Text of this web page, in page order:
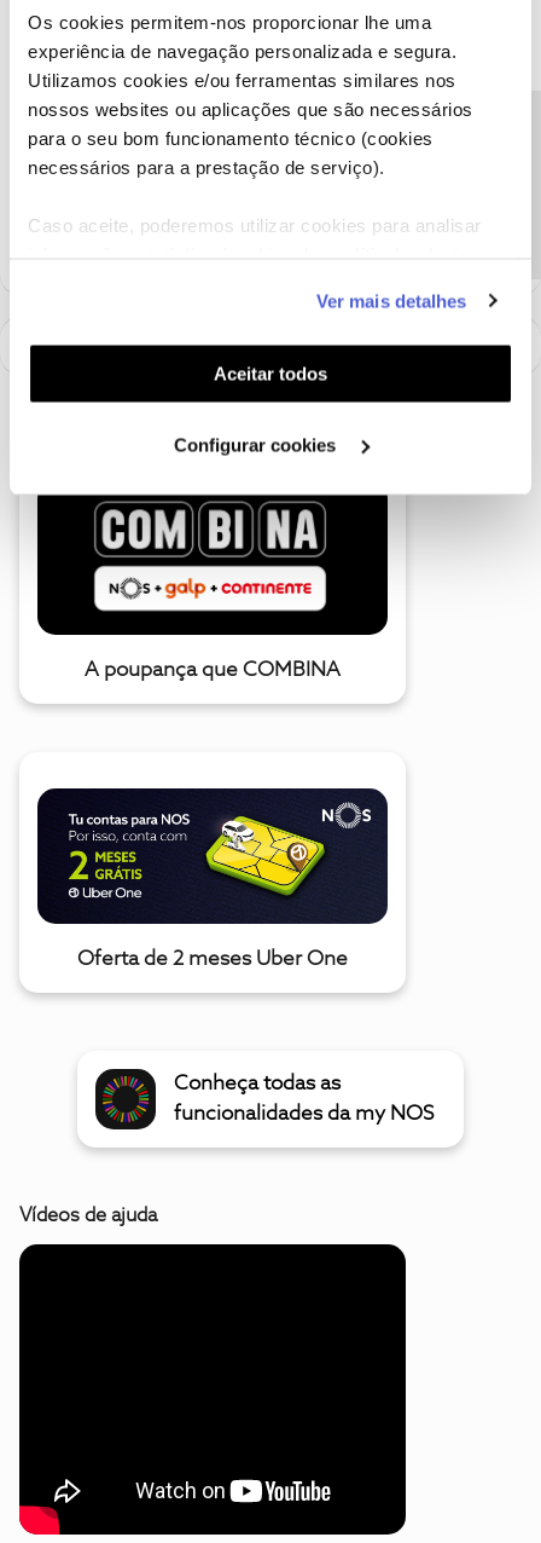
Os cookies permitem-nos proporcionar lhe uma
experiência de navegação personalizada e segura.
Utilizamos cookies e/ou ferramentas similares nos
nossos websites ou aplicações que são necessários
para o seu bom funcionamento técnico (cookies
necessários para a prestação de serviço).
Caso aceite, poderemos utilizar cookies para analisar
funcionalidades (cookies de personalização e
funcionalidade) e adaptar anúncios aos seus interesses
(cookies de publicidade personalizada). Pode gerir a
utilização dos cookies clicando em "Configurar
Ver mais detalhes
Aceitar todos
Configurar cookies
Lamentamos a situação.
Para podermos ajudar e melhor compreender o sucedido,
pedimos que nos envie uma mensagem privada com o seu
número de cliente para o perfil @Fórum, por favor.
Obrigado
como "Melhor Resposta" e faça "Like" nos melhores comentários.
A poupança que COMBINA
Oferta de 2 meses Uber One
Conheça todas as
funcionalidades da my NOS
Vídeos de ajuda